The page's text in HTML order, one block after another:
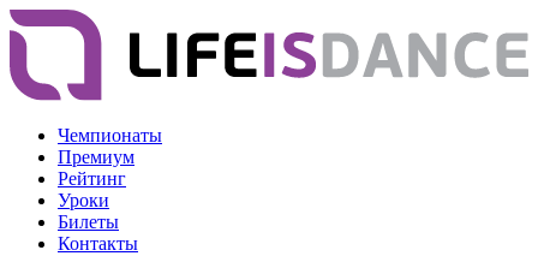
Чемпионаты
Премиум
Рейтинг
Уроки
Билеты
Контакты